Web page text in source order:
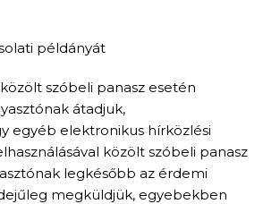
példányát
szóbeli panasz esetén
átadjuk,
egyéb elektronikus hírközlési
közölt szóbeli panasz
legkésőbb az érdemi
megküldjük, egyebekben